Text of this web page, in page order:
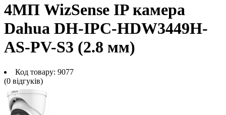
4МП WizSense IP камера
Dahua DH-IPC-HDW3449H-
AS-PV-S3 (2.8 мм)
Код товару: 9077
(0 вiдгукiв)